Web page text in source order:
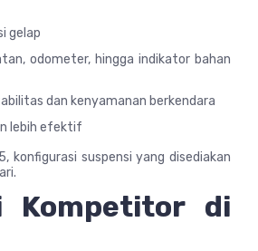
gelap
odometer, hingga indikator bahan
dan kenyamanan berkendara
lebih efektif
konfigurasi suspensi yang disediakan
Kompetitor di